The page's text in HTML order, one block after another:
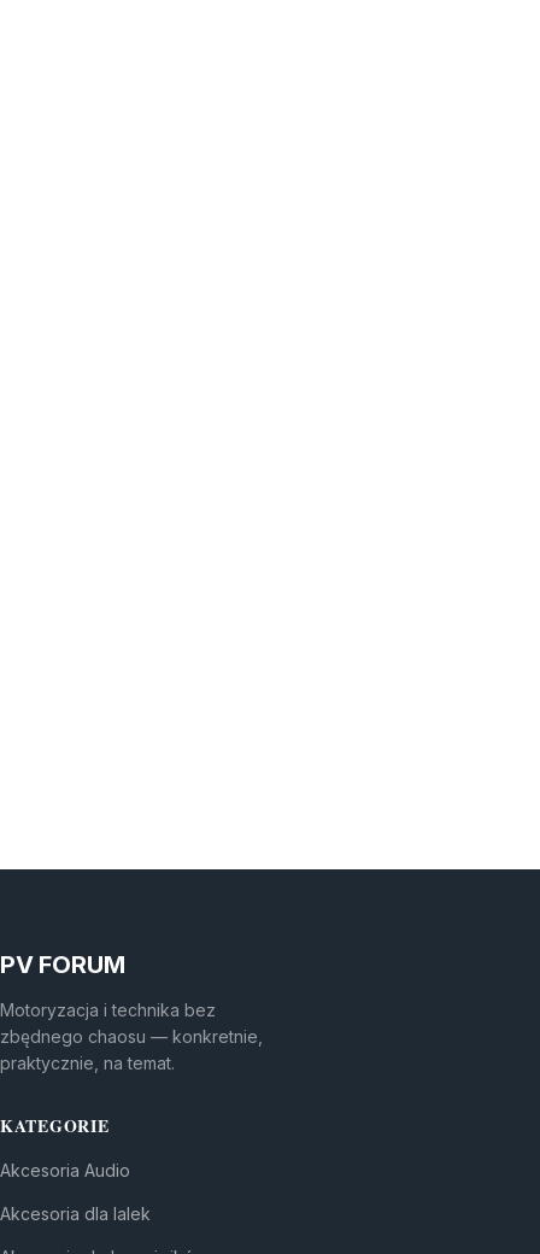
PV FORUM
Motoryzacja i technika bez
zbędnego chaosu — konkretnie,
praktycznie, na temat.
KATEGORIE
Akcesoria Audio
Akcesoria dla lalek